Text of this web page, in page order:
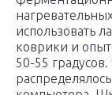
использовать
коврики и
50-55